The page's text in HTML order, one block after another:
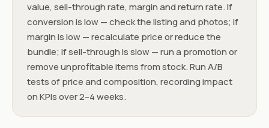
value, sell-through rate, margin and return rate. If
conversion is low — check the listing and photos; if
margin is low — recalculate price or reduce the
bundle; if sell-through is slow — run a promotion or
remove unprofitable items from stock. Run A/B
tests of price and composition, recording impact
on KPIs over 2–4 weeks.